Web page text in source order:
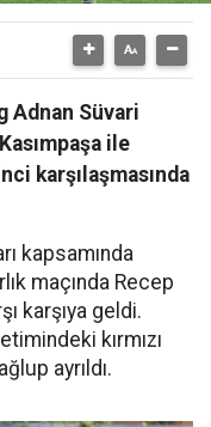
Adnan Süvari
ile
karşılaşmasında
kapsamında
maçında Recep
karşıya geldi.
kırmızı
ayrıldı.